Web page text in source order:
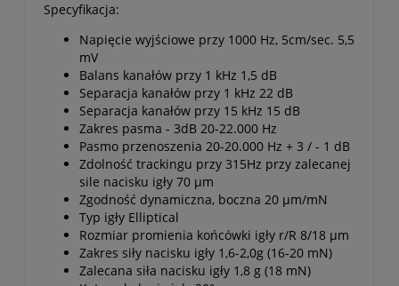
Specyfikacja:
Napięcie wyjściowe przy 1000 Hz, 5cm/sec. 5,5
mV
Balans kanałów przy 1 kHz 1,5 dB
Separacja kanałów przy 1 kHz 22 dB
Separacja kanałów przy 15 kHz 15 dB
Zakres pasma - 3dB 20-22.000 Hz
Pasmo przenoszenia 20-20.000 Hz + 3 / - 1 dB
Zdolność trackingu przy 315Hz przy zalecanej
sile nacisku igły 70 µm
Zgodność dynamiczna, boczna 20 µm/mN
Typ igły Elliptical
Rozmiar promienia końcówki igły r/R 8/18 µm
Zakres siły nacisku igły 1,6-2,0g (16-20 mN)
Zalecana siła nacisku igły 1,8 g (18 mN)